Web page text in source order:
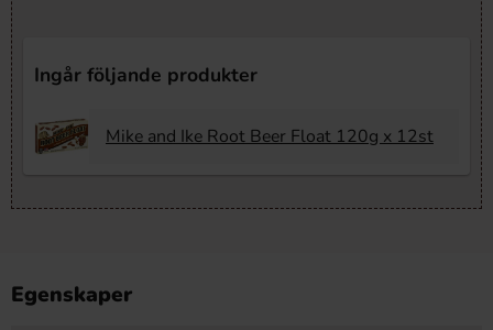
Ingår följande produkter
Mike and Ike Root Beer Float 120g x 12st
Egenskaper